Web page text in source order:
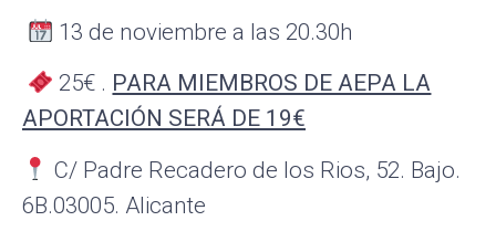
13 de noviembre a las 20.30h
25€ . PARA MIEMBROS DE AEPA LA
APORTACIÓN SERÁ DE 19€
C/ Padre Recadero de los Rios, 52. Bajo.
6B.03005. Alicante